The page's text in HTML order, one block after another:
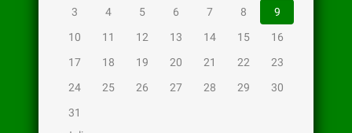
3
4 5 6 7 8
9
10
11 12 13 14 15
16
17
18 19 20 21 22
23
24
25 26 27 28 29
30
31